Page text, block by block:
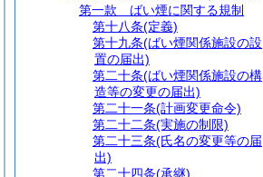
第一款
ばい煙に関する規制
第十八条(定義)
第十九条(ばい煙関係施設の設
置の届出)
第二十条(ばい煙関係施設の構
造等の変更の届出)
第二十一条(計画変更命令)
第二十二条(実施の制限)
第二十三条(氏名の変更等の届
出)
第二十四条(承継)